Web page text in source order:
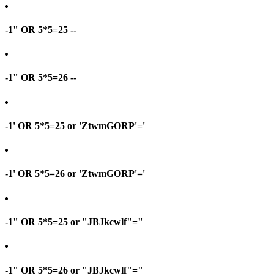
-1" OR 5*5=25 --
-1" OR 5*5=26 --
-1' OR 5*5=25 or 'ZtwmGORP'='
-1' OR 5*5=26 or 'ZtwmGORP'='
-1" OR 5*5=25 or "JBJkcwlf"="
-1" OR 5*5=26 or "JBJkcwlf"="